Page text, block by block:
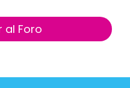
al Foro